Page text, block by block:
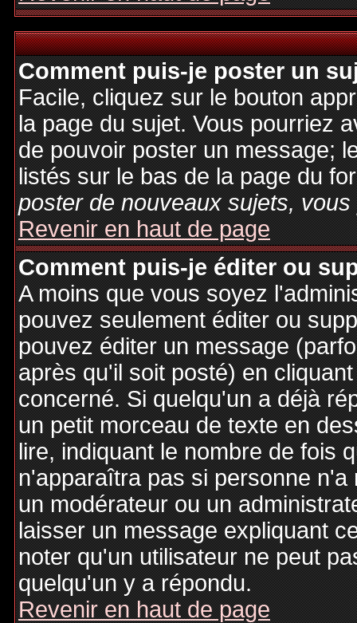
Comment puis-je poster un
Facile, cliquez sur le bouton
la page du sujet. Vous pourriez
de pouvoir poster un message;
listés sur le bas de la page du
poster de nouveaux sujets,
Revenir en haut de page
Comment puis-je éditer ou
A moins que vous soyez
pouvez seulement éditer ou
pouvez éditer un message
après qu'il soit posté) en
concerné. Si quelqu'un a déjà
un petit morceau de texte en
lire, indiquant le nombre de fois
n'apparaîtra pas si personne
un modérateur ou un
laisser un message expliquant
noter qu'un utilisateur ne peut
quelqu'un y a répondu.
Revenir en haut de page